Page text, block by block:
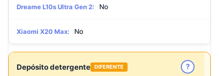
Dreame L10s Ultra Gen 2: No
Xiaomi X20 Max: No
Depósito detergente DIFERENTE ?